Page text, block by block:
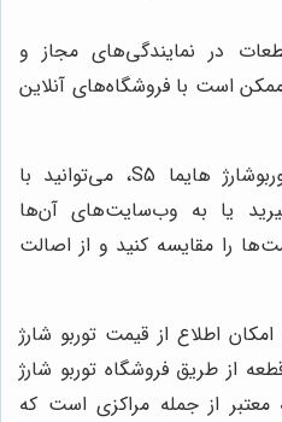
در نمایندگی‌های مجاز و
است با فروشگاه‌های آنلاین
برای اطلاع از قیمت دقیق توربوشارژ هایما S5، می‌توانید با
یا به وب‌سایت‌های آن‌ها
را مقایسه کنید و از اصالت
اطلاع از قیمت توربو شارژ
از طریق فروشگاه توربو شارژ
از جمله مراکزی است که